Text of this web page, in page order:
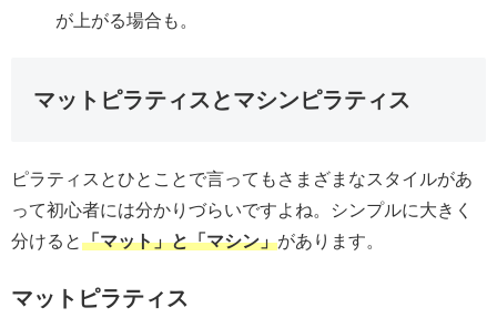
が上がる場合も。
マットピラティスとマシンピラティス
ピラティスとひとことで言ってもさまざまなスタイルがあ
って初心者には分かりづらいですよね。シンプルに大きく
分けると「マット」と「マシン」があります。
マットピラティス